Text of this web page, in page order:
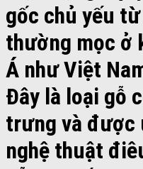
gốc chủ yếu
thường mọc ở
Á như Việt
Đây là loại gỗ
trưng và được
nghệ thuật